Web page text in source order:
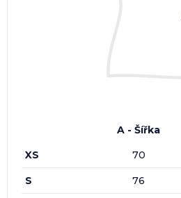
A - Šířka
XS
70
S 76